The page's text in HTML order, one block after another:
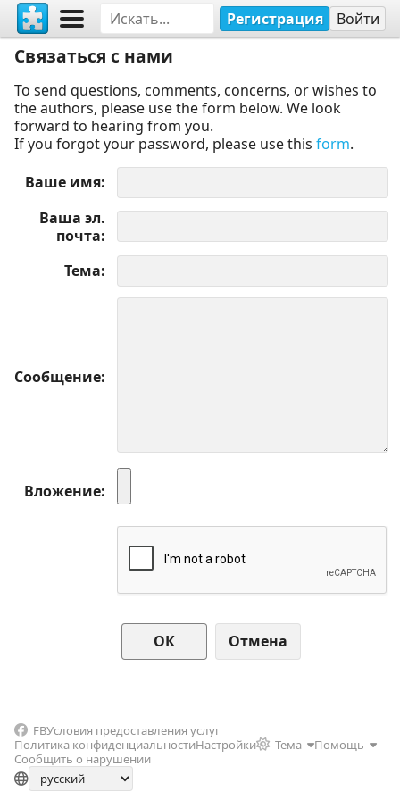
Регистрация Войти
Связаться с нами
To send questions, comments, concerns, or wishes to
the authors, please use the form below. We look
forward to hearing from you.
If you forgot your password, please use this form.
Ваше имя
Ваша эл.
почта
Тема
Сообщение
Вложение
Отмена
FBУсловия предоставления услуг
Политика конфиденциальностиНастройки Тема
Помощь
Сообщить о нарушении